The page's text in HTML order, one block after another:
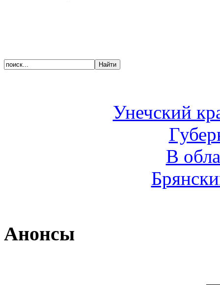
Унечский
В
Анонсы